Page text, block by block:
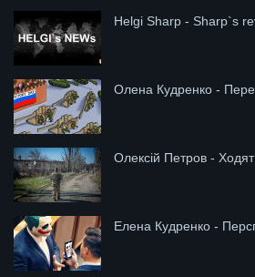
Helgi Sharp - Sharp`s
Олена Кудренко -
Олексій Петров -
Елена Кудренко -